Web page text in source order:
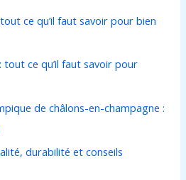
ce qu’il faut savoir pour bien
tout ce qu’il faut savoir pour
de châlons-en-champagne :
durabilité et conseils